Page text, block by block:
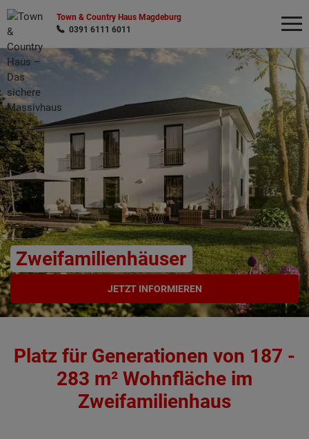
Town & Country Haus Magdeburg
0391 6111 6011
Zweifamilienhäuser
JETZT INFORMIEREN
Platz für Generationen von 187 -
283 m² Wohnfläche im
Zweifamilienhaus
Wonach möchten Sie suchen?